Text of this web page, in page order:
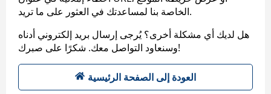
الخاصة بنا لمساعدتك في العثور على ما تريد.
هل لديك أي مشكلة أخرى؟ يُرجى إرسال بريد إلكتروني أدناه
وسنعاود التواصل معك. شكرًا على صبرك!
العودة إلى الصفحة الرئيسية